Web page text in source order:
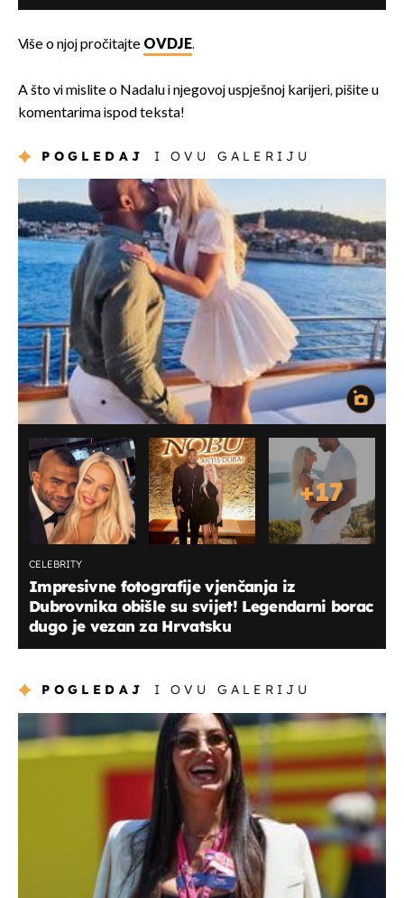
Više o njoj pročitajte OVDJE.
A što vi mislite o Nadalu i njegovoj uspješnoj karijeri, pišite u
komentarima ispod teksta!
POGLEDAJ I OVU GALERIJU
+17
CELEBRITY
Impresivne fotografije vjenčanja iz
Dubrovnika obišle su svijet! Legendarni borac
dugo je vezan za Hrvatsku
POGLEDAJ I OVU GALERIJU